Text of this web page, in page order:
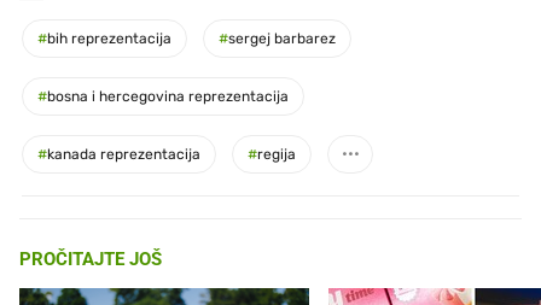
#bih reprezentacija #sergej barbarez
#bosna i hercegovina reprezentacija
#kanada reprezentacija #regija
PROČITAJTE JOŠ